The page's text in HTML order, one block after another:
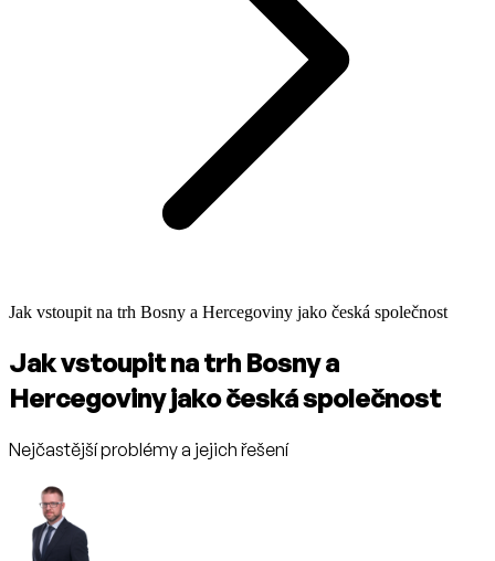
Jak vstoupit na trh Bosny a Hercegoviny jako česká společnost
Jak vstoupit na trh Bosny a
Hercegoviny jako česká společnost
Nejčastější problémy a jejich řešení